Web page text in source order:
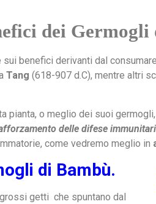
dei Germogli
benefici derivanti dal
Tang (618-907 d.C), mentre altri
pianta, o meglio dei suoi
delle difese
come vedremo meglio in
di Bambù.
getti che spuntano dal